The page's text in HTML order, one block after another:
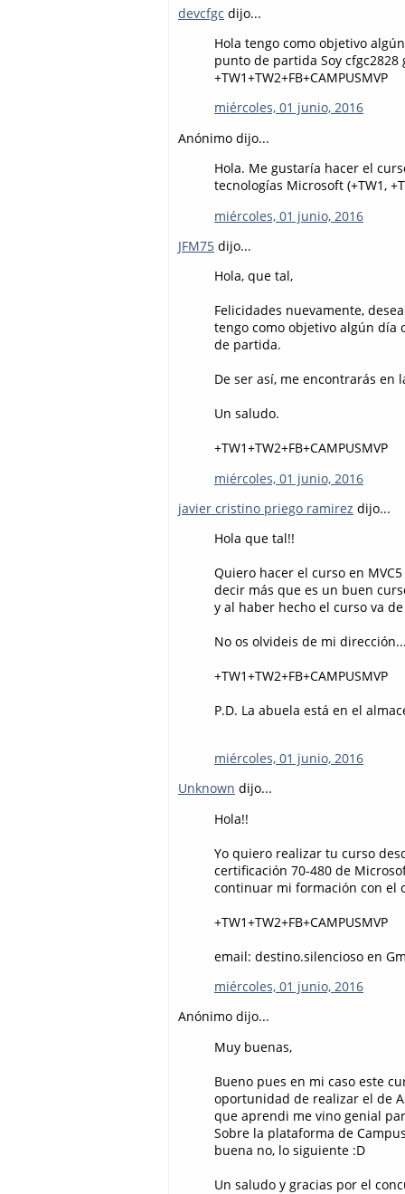
devcfgc dijo...
Hola tengo como objetivo
punto de partida Soy
+TW1+TW2+FB+CAMPUSMVP
miércoles, 01 junio, 2016
Anónimo dijo...
Hola. Me gustaría hacer el
tecnologías Microsoft (+TW1,
miércoles, 01 junio, 2016
JFM75 dijo...
Hola, que tal,
Felicidades nuevamente,
tengo como objetivo algún día
de partida.
De ser así, me encontrarás
Un saludo.
+TW1+TW2+FB+CAMPUSMVP
miércoles, 01 junio, 2016
javier cristino priego ramirez dijo...
Hola que tal!!
Quiero hacer el curso en
decir más que es un buen
y al haber hecho el curso va
No os olvideis de mi
+TW1+TW2+FB+CAMPUSMVP
P.D. La abuela está en el
miércoles, 01 junio, 2016
Unknown dijo...
Hola!!
Yo quiero realizar tu curso
certificación 70-480 de
continuar mi formación con el
+TW1+TW2+FB+CAMPUSMVP
email: destino.silencioso en
miércoles, 01 junio, 2016
Anónimo dijo...
Muy buenas,
Bueno pues en mi caso este
oportunidad de realizar el de
que aprendi me vino genial
Sobre la plataforma de
buena no, lo siguiente :D
Un saludo y gracias por el